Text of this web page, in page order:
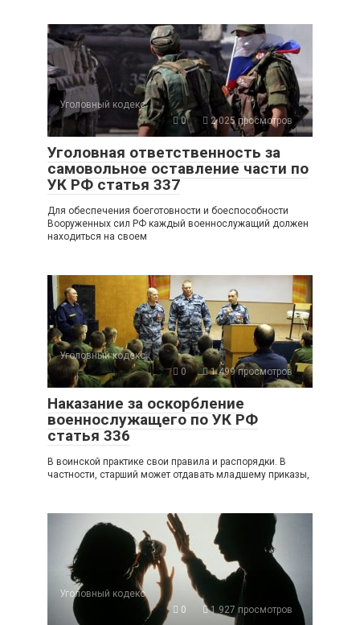
Уголовный кодекс
0
2 025 просмотров
Уголовная ответственность за
самовольное оставление части по
УК РФ статья 337
Для обеспечения боеготовности и боеспособности
Вооруженных сил РФ каждый военнослужащий должен
находиться на своем
Уголовный кодекс
0
1 499 просмотров
Наказание за оскорбление
военнослужащего по УК РФ
статья 336
В воинской практике свои правила и распорядки. В
частности, старший может отдавать младшему приказы,
Уголовный кодекс
0
1 927 просмотров